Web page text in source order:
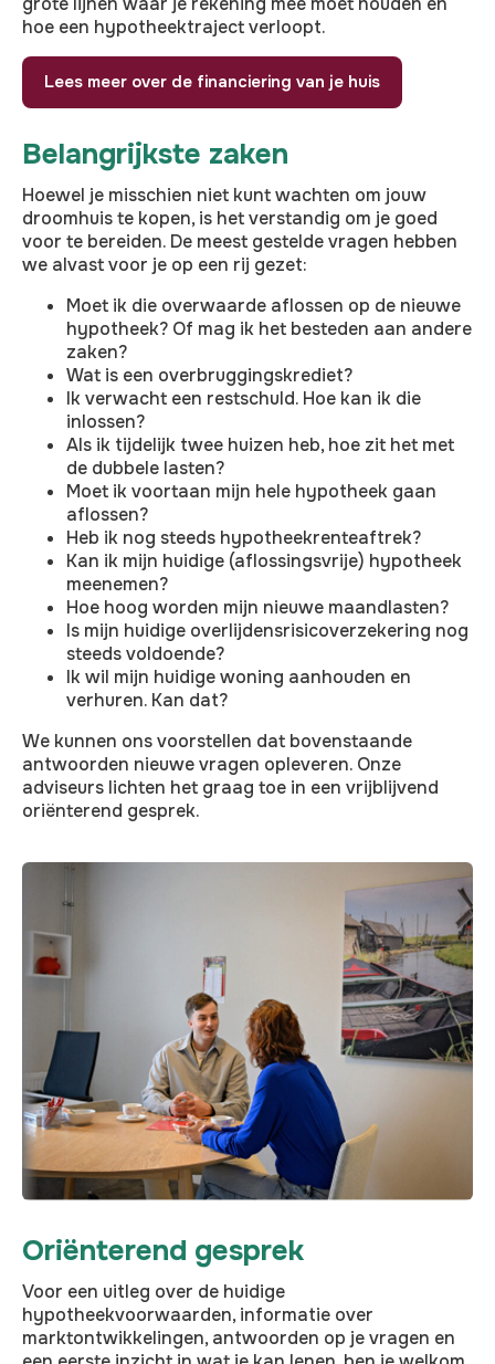
hoe een hypotheektraject verloopt.
Lees meer over de financiering van je huis
Belangrijkste zaken
Hoewel je misschien niet kunt wachten om jouw
droomhuis te kopen, is het verstandig om je goed
voor te bereiden. De meest gestelde vragen hebben
we alvast voor je op een rij gezet:
Moet ik die overwaarde aflossen op de nieuwe
hypotheek? Of mag ik het besteden aan andere
zaken?
Wat is een overbruggingskrediet?
Ik verwacht een restschuld. Hoe kan ik die
inlossen?
Als ik tijdelijk twee huizen heb, hoe zit het met
de dubbele lasten?
Moet ik voortaan mijn hele hypotheek gaan
aflossen?
Heb ik nog steeds hypotheekrenteaftrek?
Kan ik mijn huidige (aflossingsvrije) hypotheek
meenemen?
Hoe hoog worden mijn nieuwe maandlasten?
Is mijn huidige overlijdensrisicoverzekering nog
steeds voldoende?
Ik wil mijn huidige woning aanhouden en
verhuren. Kan dat?
We kunnen ons voorstellen dat bovenstaande
antwoorden nieuwe vragen opleveren. Onze
adviseurs lichten het graag toe in een vrijblijvend
oriënterend gesprek.
Oriënterend gesprek
Voor een uitleg over de huidige
hypotheekvoorwaarden, informatie over
marktontwikkelingen, antwoorden op je vragen en